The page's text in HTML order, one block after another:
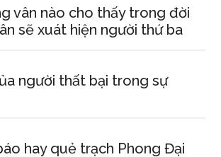
vân nào cho thấy trong đời
sẽ xuát hiện người thứ ba
người thất bại trong sự
hay quẻ trạch Phong Đại